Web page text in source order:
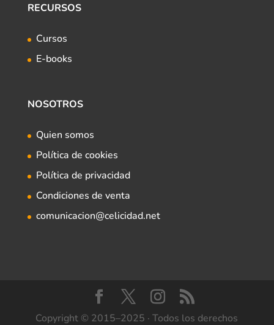
RECURSOS
Cursos
E-books
NOSOTROS
Quien somos
Política de cookies
Política de privacidad
Condiciones de venta
comunicacion@celicidad.net
Copyright © 2015–2025 · Todos los derechos